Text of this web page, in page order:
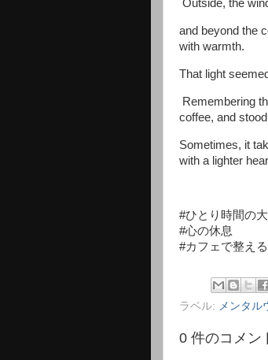
Outside, the
and beyond the
with warmth.
That light
Remembering
coffee, and
Sometimes, it
with a lighter
#ひとり時間の
#心の休息
#カフェで整える
ラベル: メンタル
0 件のコメン